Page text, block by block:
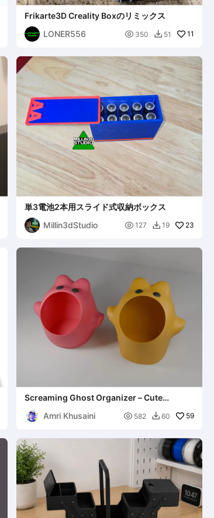
Frikarte3D Creality Boxのリミックス
LONER556
 350  51 11
単3電池2本用スライド式収納ボックス
Millin3dStudio
 127  19 23
Screaming Ghost Organizer – Cute
Amri Khusaini
 582  60 59